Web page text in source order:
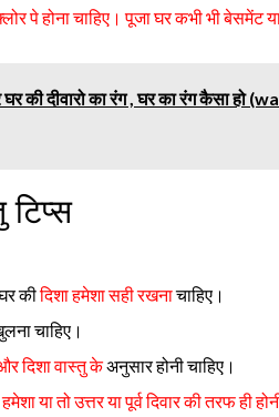
पे होना चाहिए। पूजा घर कभी भी बेसमेंट
घर की दीवारो का रंग , घर का रंग कैसा
कीदिशा हमेशा सही रखनाचाहिए।
चाहिए।
दिशा वास्तु केअनुसार होनी चाहिए।
या तो उत्तर या पूर्व दिवार की तरफ ही